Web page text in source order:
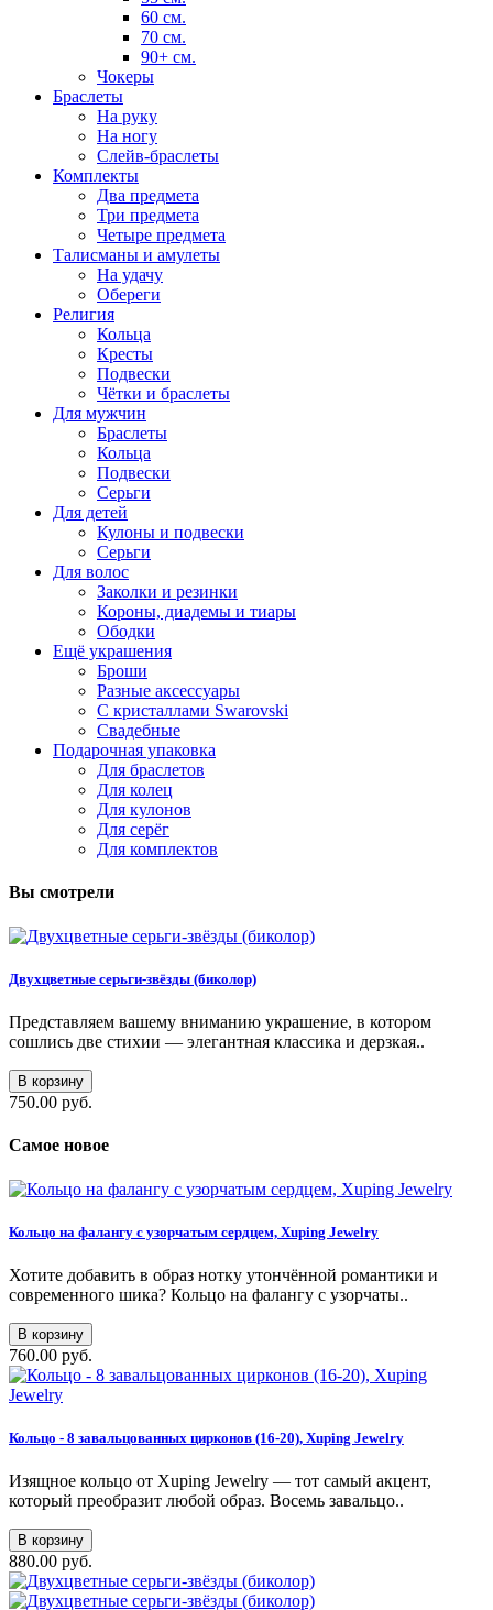
60 см.
70 см.
90+ см.
Чокеры
Браслеты
На руку
На ногу
Слейв-браслеты
Комплекты
Два предмета
Три предмета
Четыре предмета
Талисманы и амулеты
На удачу
Обереги
Религия
Кольца
Кресты
Подвески
Чётки и браслеты
Для мужчин
Браслеты
Кольца
Подвески
Серьги
Для детей
Кулоны и подвески
Серьги
Для волос
Заколки и резинки
Короны, диадемы и тиары
Ободки
Ещё украшения
Броши
Разные аксессуары
С кристаллами Swarovski
Свадебные
Подарочная упаковка
Для браслетов
Для колец
Для кулонов
Для серёг
Для комплектов
Вы смотрели
Двухцветные серьги-звёзды (биколор)
Представляем вашему вниманию украшение, в котором
сошлись две стихии — элегантная классика и дерзкая..
В корзину
750.00 руб.
Самое новое
Кольцо на фалангу с узорчатым сердцем, Xuping Jewelry
Хотите добавить в образ нотку утончённой романтики и
современного шика? Кольцо на фалангу с узорчаты..
В корзину
760.00 руб.
Кольцо - 8 завальцованных цирконов (16-20), Xuping Jewelry
Изящное кольцо от Xuping Jewelry — тот самый акцент,
который преобразит любой образ. Восемь завальцо..
В корзину
880.00 руб.